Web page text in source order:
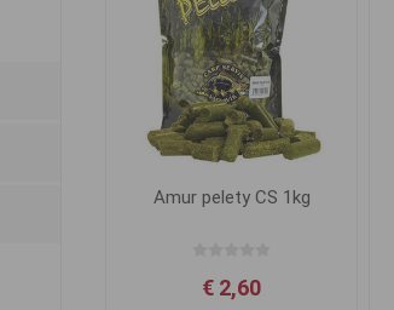
Amur pelety CS 1kg
€ 2,60